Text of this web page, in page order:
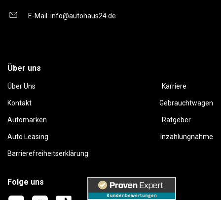
E-Mail: info@autohaus24.de
Über uns
Über Uns Karriere
Kontakt Gebrauchtwagen
Automarken Ratgeber
Auto Leasing Inzahlungnahme
Barrierefreiheitserklärung
Folge uns